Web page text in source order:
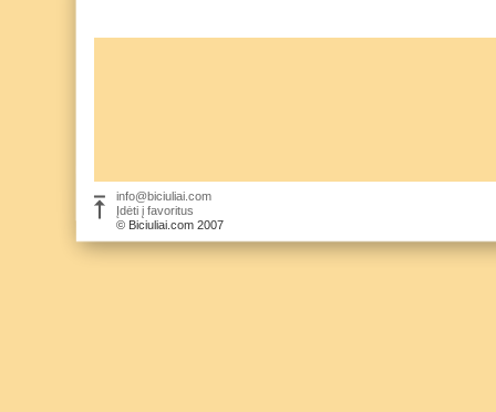
info@biciuliai.com
Įdėti į favoritus
© Biciuliai.com 2007